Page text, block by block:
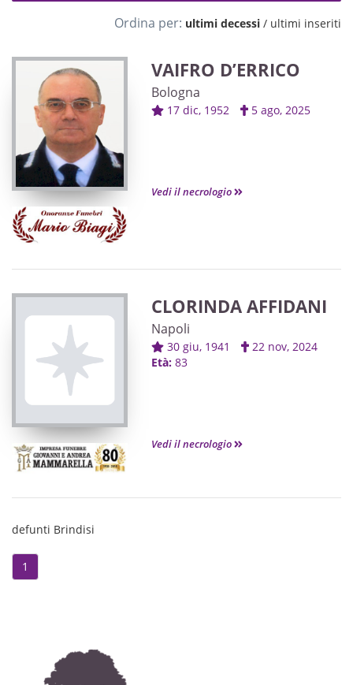
Ordina per: ultimi decessi / ultimi inseriti
VAIFRO D’ERRICO
Bologna
17 dic, 1952 5 ago, 2025
Vedi il necrologio
CLORINDA AFFIDANI
Napoli
30 giu, 1941
22 nov, 2024
Età: 83
Vedi il necrologio
defunti Brindisi
1